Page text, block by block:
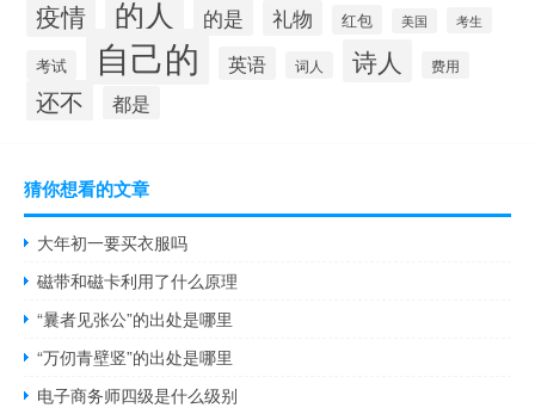
疫情 的人 的是 礼物 红包 美国 考生
考试 自己的 英语 词人 诗人 费用
还不 都是
猜你想看的文章
大年初一要买衣服吗
磁带和磁卡利用了什么原理
“曩者见张公”的出处是哪里
“万仞青壁竖”的出处是哪里
电子商务师四级是什么级别